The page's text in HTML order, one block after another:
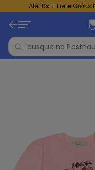
Até 10x + Frete Grátis